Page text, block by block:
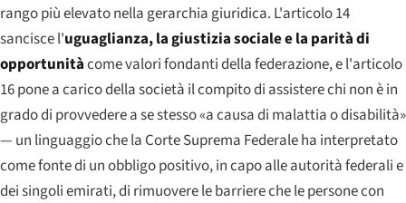
rango più elevato nella gerarchia giuridica. L'articolo 14
sancisce l'uguaglianza, la giustizia sociale e la parità di
opportunitàcome valori fondanti della federazione, e l'articolo
16 pone a carico della società il compito di assistere chi non è in
grado di provvedere a se stesso «a causa di malattia o disabilità»
— un linguaggio che la Corte Suprema Federale ha interpretato
come fonte di un obbligo positivo, in capo alle autorità federali e
dei singoli emirati, di rimuovere le barriere che le persone con